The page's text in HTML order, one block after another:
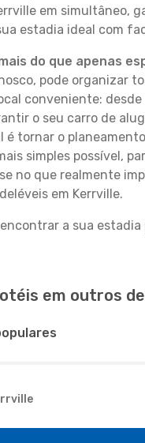
em simultâneo,
estadia ideal com
do que apenas
pode organizar
conveniente: desde
o seu carro de
é tornar o
simples possível,
no que realmente
em Kerrville.
a sua
em outros